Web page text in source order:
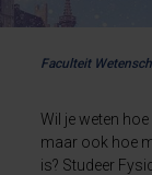
Faculteit
Wil je weten
maar ook hoe
is? Studeer